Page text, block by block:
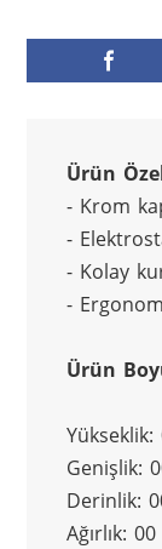
Ürün
- Krom
-
- Kolay
-
Ürün
Genişlik:
Derinlik:
Ağırlık: